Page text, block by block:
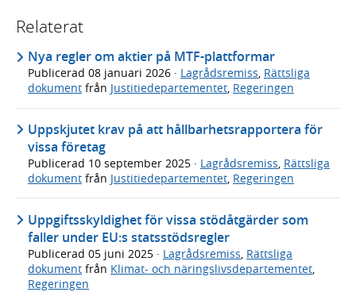
Relaterat
Nya regler om aktier på MTF-plattformar
Publicerad 08 januari 2026 · Lagrådsremiss, Rättsliga
dokument från Justitiedepartementet, Regeringen
Uppskjutet krav på att hållbarhetsrapportera för
vissa företag
Publicerad 10 september 2025 · Lagrådsremiss, Rättsliga
dokument från Justitiedepartementet, Regeringen
Uppgiftsskyldighet för vissa stödåtgärder som
faller under EU:s statsstödsregler
Publicerad 05 juni 2025 · Lagrådsremiss Rättsliga
dokument från Klimat- och näringslivsdepartementet
Regeringen